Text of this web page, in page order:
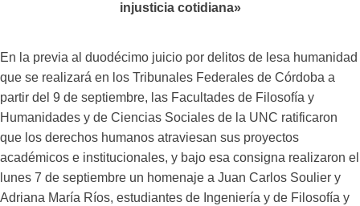
injusticia cotidiana»
En la previa al duodécimo juicio por delitos de lesa humanidad
que se realizará en los Tribunales Federales de Córdoba a
partir del 9 de septiembre, las Facultades de Filosofía y
Humanidades y de Ciencias Sociales de la UNC ratificaron
que los derechos humanos atraviesan sus proyectos
académicos e institucionales, y bajo esa consigna realizaron el
lunes 7 de septiembre un homenaje a Juan Carlos Soulier y
Adriana María Ríos, estudiantes de Ingeniería y de Filosofía y